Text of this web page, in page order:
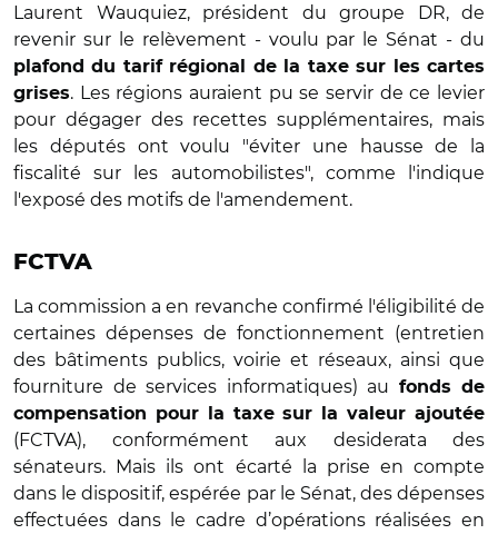
Laurent Wauquiez, président du groupe DR, de
revenir sur le relèvement - voulu par le Sénat - du
plafond du tarif régional de la taxe sur les cartes
grises. Les régions auraient pu se servir de ce levier
pour dégager des recettes supplémentaires, mais
les députés ont voulu "éviter une hausse de la
fiscalité sur les automobilistes", comme l'indique
l'exposé des motifs de l'amendement.
FCTVA
La commission a en revanche confirmé l'éligibilité de
certaines dépenses de fonctionnement (entretien
des bâtiments publics, voirie et réseaux, ainsi que
fourniture de services informatiques) au
fonds de
compensation pour la taxe sur la valeur ajoutée
(FCTVA), conformément aux desiderata des
sénateurs. Mais ils ont écarté la prise en compte
dans le dispositif, espérée par le Sénat, des dépenses
effectuées dans le cadre d’opérations réalisées en